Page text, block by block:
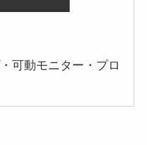
可動モニター・プロ